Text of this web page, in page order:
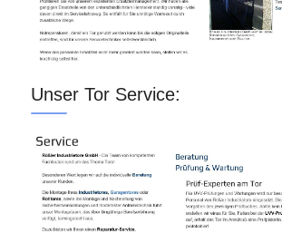
Unser Tor Service: